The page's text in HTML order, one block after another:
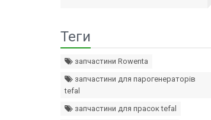
Теги
запчастини Rowenta
запчастини для парогенераторів
tefal
запчастини для прасок tefal